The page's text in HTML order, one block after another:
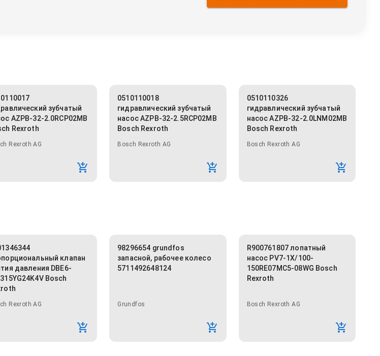
зубчатый
AZPB-32-2.0RCP02MB
Rexroth
Rexroth AG
0510110018
гидравлический зубчатый
насос AZPB-32-2.5RCP02MB
Bosch Rexroth
Bosch Rexroth AG
0510110326
гидравлический зубчатый
насос AZPB-32-2.0LNM02MB
Bosch Rexroth
Bosch Rexroth AG
клапан
давления DBE6-
Bosch
Rexroth AG
98296654 grundfos
запасной, рабочее колесо
5711492648124
Grundfos
R900761807 лопатный
насос PV7-1X/100-
150RE07MC5-08WG Bosch
Rexroth
Bosch Rexroth AG